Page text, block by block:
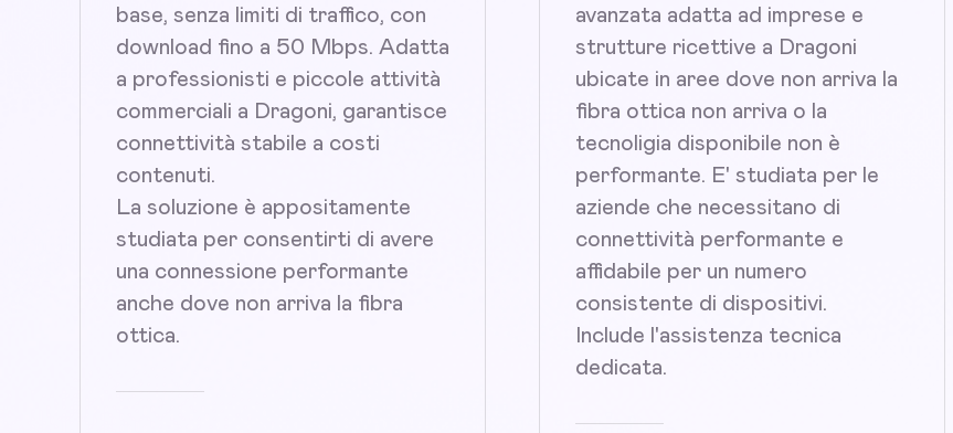
base, senza limiti di traffico, con
download fino a 50 Mbps. Adatta
a professionisti e piccole attività
commerciali a Dragoni, garantisce
connettività stabile a costi
contenuti.
La soluzione è appositamente
studiata per consentirti di avere
una connessione performante
anche dove non arriva la fibra
ottica.
avanzata adatta ad imprese e
strutture ricettive a Dragoni
ubicate in aree dove non arriva la
fibra ottica non arriva o la
tecnoligia disponibile non è
performante. E' studiata per le
aziende che necessitano di
connettività performante e
affidabile per un numero
consistente di dispositivi.
Include l'assistenza tecnica
dedicata.